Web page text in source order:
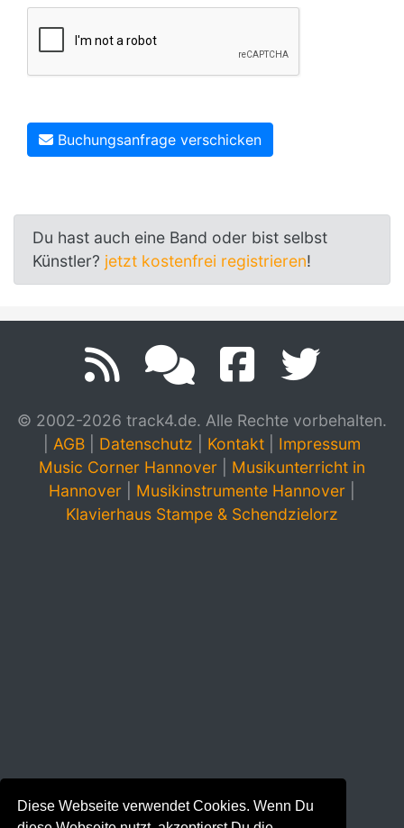
Diese Webseite verwendet Cookies. Wenn Du
Buchungsanfrage verschicken
Du hast auch eine Band oder bist selbst
Künstler? jetzt kostenfrei registrieren!
© 2002-2026 track4.de. Alle Rechte vorbehalten.
AGB Datenschutz Kontakt
Impressum
Music Corner Hannover
Musikunterricht in
Hannover
Musikinstrumente Hannover
Klavierhaus Stampe & Schendzielorz